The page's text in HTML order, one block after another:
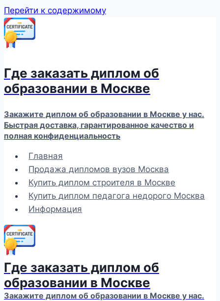
Перейти к содержимому
Где заказать диплом об
образовании в Москве
Закажите диплом об образовании в Москве у нас.
Быстрая доставка, гарантированное качество и
полная конфиденциальность
Главная
Продажа дипломов вузов Москва
Купить диплом строителя в Москве
Купить диплом педагога недорого Москва
Информация
Где заказать диплом об
образовании в Москве
Закажите диплом об образовании в Москве у нас.